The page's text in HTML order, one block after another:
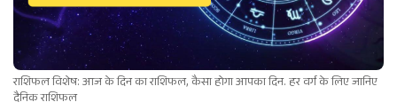
राशिफल विशेष: आज के दिन का राशिफल, कैसा होगा आपका दिन. हर वर्ग के लिए जानिए
दैनिक राशिफल